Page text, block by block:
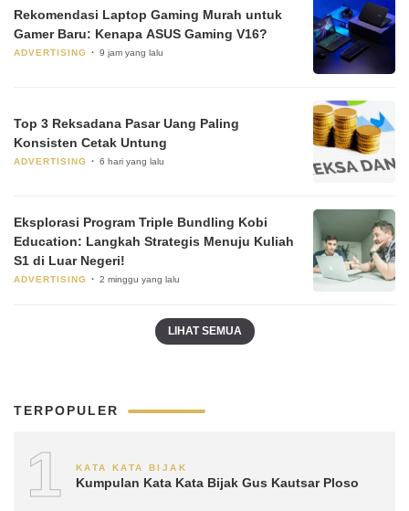
Rekomendasi Laptop Gaming Murah untuk
Gamer Baru: Kenapa ASUS Gaming V16?
ADVERTISING 9 jam yang lalu
Top 3 Reksadana Pasar Uang Paling
Konsisten Cetak Untung
ADVERTISING 6 hari yang lalu
Eksplorasi Program Triple Bundling Kobi
Education: Langkah Strategis Menuju Kuliah
S1 di Luar Negeri!
ADVERTISING 2 minggu yang lalu
LIHAT SEMUA
TERPOPULER
1 KATA KATA BIJAK
Kumpulan Kata Kata Bijak Gus Kautsar Ploso